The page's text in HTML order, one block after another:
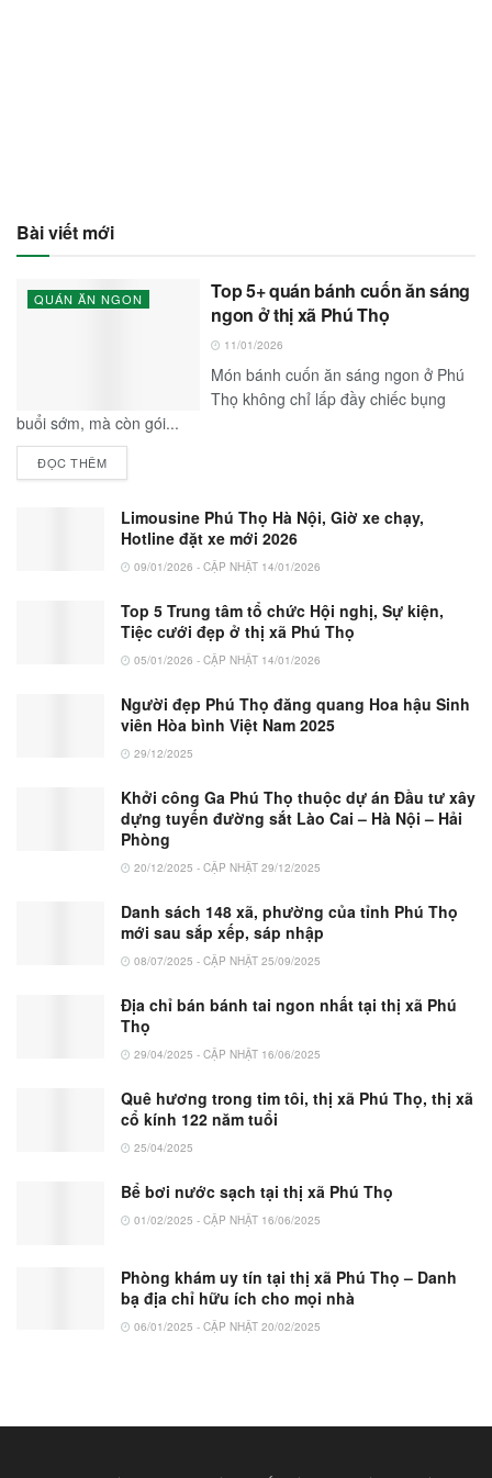
Bài viết mới
QUÁN ĂN NGON
Top 5+ quán bánh cuốn ăn sáng
ngon ở thị xã Phú Thọ
11/01/2026
Món bánh cuốn ăn sáng ngon ở Phú
Thọ không chỉ lấp đầy chiếc bụng
buổi sớm, mà còn gói...
ĐỌC THÊM
Limousine Phú Thọ Hà Nội, Giờ xe chạy,
Hotline đặt xe mới 2026
09/01/2026 - CẬP NHẬT 14/01/2026
Top 5 Trung tâm tổ chức Hội nghị, Sự kiện,
Tiệc cưới đẹp ở thị xã Phú Thọ
05/01/2026 - CẬP NHẬT 14/01/2026
Người đẹp Phú Thọ đăng quang Hoa hậu Sinh
viên Hòa bình Việt Nam 2025
29/12/2025
Khởi công Ga Phú Thọ thuộc dự án Đầu tư xây
dựng tuyến đường sắt Lào Cai – Hà Nội – Hải
Phòng
20/12/2025 - CẬP NHẬT 29/12/2025
Danh sách 148 xã, phường của tỉnh Phú Thọ
mới sau sắp xếp, sáp nhập
08/07/2025 - CẬP NHẬT 25/09/2025
Địa chỉ bán bánh tai ngon nhất tại thị xã Phú
Thọ
29/04/2025 - CẬP NHẬT 16/06/2025
Quê hương trong tim tôi, thị xã Phú Thọ, thị xã
cổ kính 122 năm tuổi
25/04/2025
Bể bơi nước sạch tại thị xã Phú Thọ
01/02/2025 - CẬP NHẬT 16/06/2025
Phòng khám uy tín tại thị xã Phú Thọ – Danh
bạ địa chỉ hữu ích cho mọi nhà
06/01/2025 - CẬP NHẬT 20/02/2025